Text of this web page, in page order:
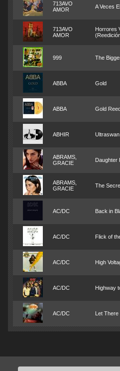
713AVO
AMOR
A Veces
713AVO
AMOR
Horrores
999 The
ABBA Gold
ABBA Gold
ABHIR Ultraswan
ABRAMS,
GRACIE
Daughter
ABRAMS,
GRACIE
The
AC/DC Back in
AC/DC Flick of
AC/DC High
AC/DC Highway
AC/DC Let There